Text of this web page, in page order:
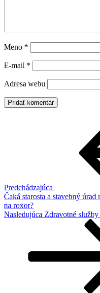
Meno *
E-mail *
Adresa webu
Predchádzajúca
Čaká starosta a stavebný
na roxor?
Ďalší
Nasledujúca Zdravotné